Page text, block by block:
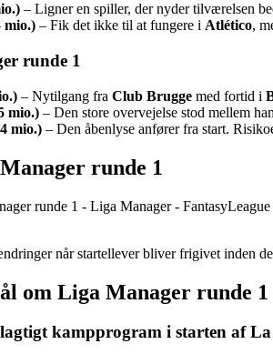
– Ligner en spiller, der nyder tilværelsen
mio.) – Fik det ikke til at fungere i Atlético,
runde 1
– Nytilgang fra Club Brugge med fortid i
mio.) – Den store overvejelse stod mellem
mio.) – Den åbenlyse anfører fra start.
runde 1
når startellever bliver frigivet inden
om Liga Manager runde
kampprogram i starten af La